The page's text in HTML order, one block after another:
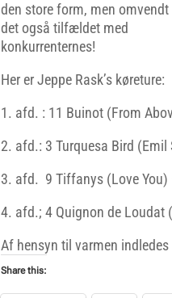
den store form, men omvendt
det også tilfældet med
konkurrenternes!
Her er Jeppe Rask’s køreture:
1. afd. : 11 Buinot (From
2. afd.: 3 Turquesa Bird
3. afd. 9 Tiffanys (Love You)
4. afd.; 4 Quignon de Loudat
Af hensyn til varmen
Share this: